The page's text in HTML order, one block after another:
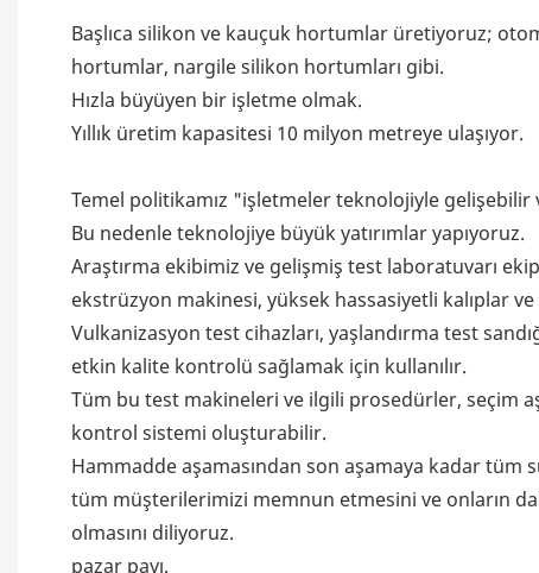
Başlıca silikon ve kauçuk hortumlar üretiyoruz;
hortumlar, nargile silikon hortumları gibi.
Hızla büyüyen bir işletme olmak.
Yıllık üretim kapasitesi 10 milyon metreye ulaşıyor.
Temel politikamız "işletmeler teknolojiyle gelişebilir
Bu nedenle teknolojiye büyük yatırımlar yapıyoruz.
Araştırma ekibimiz ve gelişmiş test laboratuvarı
ekstrüzyon makinesi, yüksek hassasiyetli kalıplar
Vulkanizasyon test cihazları, yaşlandırma test
etkin kalite kontrolü sağlamak için kullanılır.
Tüm bu test makineleri ve ilgili prosedürler, seçim
kontrol sistemi oluşturabilir.
Hammadde aşamasından son aşamaya kadar
tüm müşterilerimizi memnun etmesini ve onların
olmasını diliyoruz.
pazar payı.